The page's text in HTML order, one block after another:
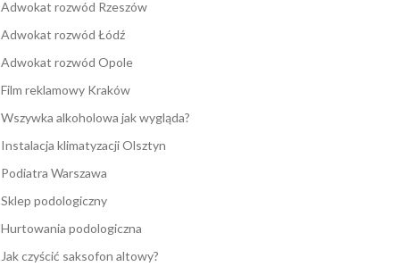
Adwokat rozwód Rzeszów
Adwokat rozwód Łódź
Adwokat rozwód Opole
Film reklamowy Kraków
Wszywka alkoholowa jak wygląda?
Instalacja klimatyzacji Olsztyn
Podiatra Warszawa
Sklep podologiczny
Hurtowania podologiczna
Jak czyścić saksofon altowy?